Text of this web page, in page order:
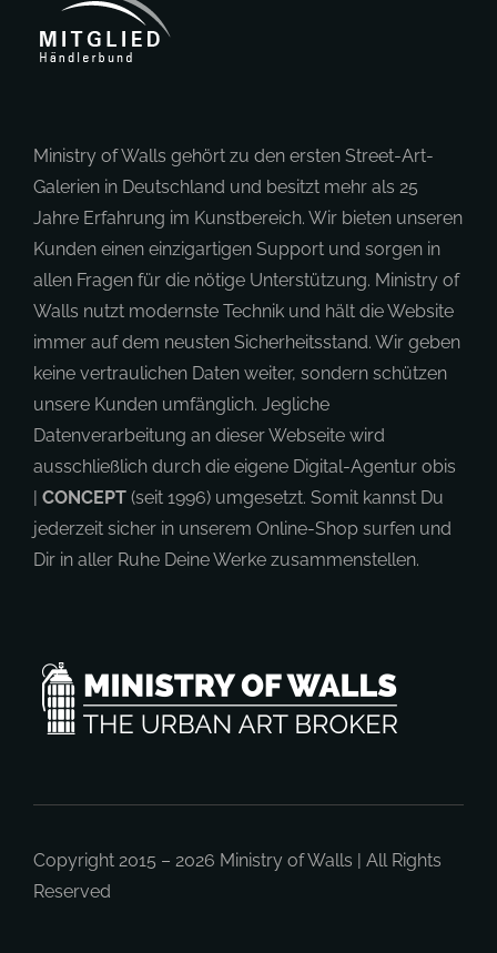
Ministry of Walls gehört zu den ersten Street-Art-
Galerien in Deutschland und besitzt mehr als 25
Jahre Erfahrung im Kunstbereich. Wir bieten unseren
Kunden einen einzigartigen Support und sorgen in
allen Fragen für die nötige Unterstützung. Ministry of
Walls nutzt modernste Technik und hält die Website
immer auf dem neusten Sicherheitsstand. Wir geben
keine vertraulichen Daten weiter, sondern schützen
unsere Kunden umfänglich. Jegliche
Datenverarbeitung an dieser Webseite wird
ausschließlich durch die eigene Digital-Agentur obis
CONCEPT(seit 1996) umgesetzt. Somit kannst Du
jederzeit sicher in unserem Online-Shop surfen und
Dir in aller Ruhe Deine Werke zusammenstellen.
Copyright 2015 – 2026 Ministry of Walls
| All Rights
Reserved